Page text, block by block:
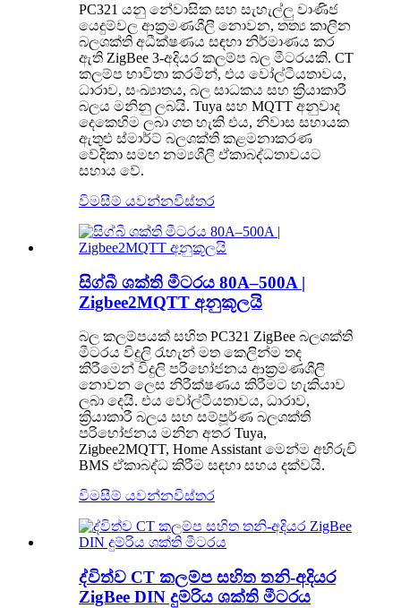
PC321 යනු නේවාසික සහ සැහැල්ලු වාණිජ
යෙදුම්වල ආක්‍රමණශීලී නොවන, තත්‍ය කාලීන
බලශක්ති අධීක්ෂණය සඳහා නිර්මාණය කර
ඇති ZigBee 3-අදියර කලම්ප බල මීටරයකි. CT
කලම්ප භාවිතා කරමින්, එය වෝල්ටීයතාවය,
ධාරාව, ​​සංඛ්‍යාතය, බල සාධකය සහ ක්‍රියාකාරී
බලය මනිනු ලබයි. Tuya සහ MQTT අනුවාද
දෙකෙහිම ලබා ගත හැකි එය, නිවාස සහායක
ඇතුළු ස්මාර්ට් බලශක්ති කළමනාකරණ
වේදිකා සමඟ නම්‍යශීලී ඒකාබද්ධතාවයට
සහාය වේ.
විමසීම් යවන්නවිස්තර
සිග්බී ශක්ති මීටරය 80A–500A |
Zigbee2MQTT අනුකූලයි
බල කලම්පයක් සහිත PC321 ZigBee බලශක්ති
මීටරය විදුලි රැහැන් මත කෙලින්ම තද
කිරීමෙන් විදුලි පරිභෝජනය ආක්‍රමණශීලී
නොවන ලෙස නිරීක්ෂණය කිරීමට හැකියාව
ලබා දෙයි. එය වෝල්ටීයතාවය, ධාරාව, ​​
ක්‍රියාකාරී බලය සහ සම්පූර්ණ බලශක්ති
පරිභෝජනය මනින අතර Tuya,
Zigbee2MQTT, Home Assistant මෙන්ම අභිරුචි
BMS ඒකාබද්ධ කිරීම සඳහා සහය දක්වයි.
විමසීම් යවන්නවිස්තර
ද්විත්ව CT කලම්ප සහිත තනි-අදියර
ZigBee DIN දුම්රිය ශක්ති මීටරය